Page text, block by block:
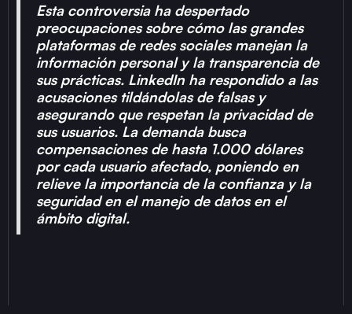
Esta controversia ha despertado
preocupaciones sobre cómo las grandes
plataformas de redes sociales manejan la
información personal y la transparencia de
sus prácticas. LinkedIn ha respondido a las
acusaciones tildándolas de falsas y
asegurando que respetan la privacidad de
sus usuarios. La demanda busca
compensaciones de hasta 1.000 dólares
por cada usuario afectado, poniendo en
relieve la importancia de la confianza y la
seguridad en el manejo de datos en el
ámbito digital.